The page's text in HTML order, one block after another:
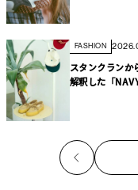
FASHION
スタンクランか
解釈した「